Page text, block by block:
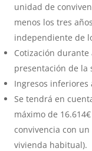
unidad de
menos los tres
independiente de
Cotización
presentación de la
Ingresos inferiores
Se tendrá en
máximo de
convivencia con
vivienda habitual).